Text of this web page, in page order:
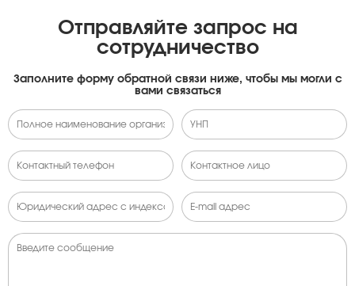
Отправляйте запрос на
сотрудничество
Заполните форму обратной связи ниже, чтобы мы могли с
вами связаться